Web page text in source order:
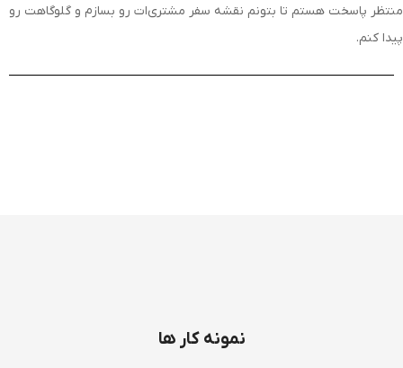
منتظر پاسخت هستم تا بتونم نقشه سفر مشتری‌ات رو بسازم و گلوگاهت رو
پیدا کنم.
نمونه کار ها